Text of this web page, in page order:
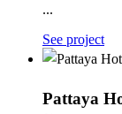
...
See project
Pattaya